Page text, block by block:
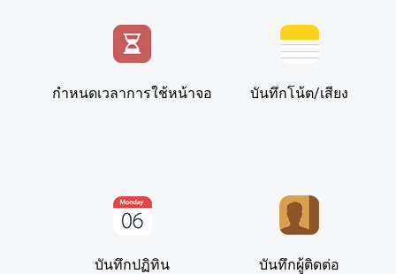
กำหนดเวลาการใช้หน้าจอ บันทึกโน้ต/เสียง
บันทึกปฏิทิน บันทึกผู้ติดต่อ